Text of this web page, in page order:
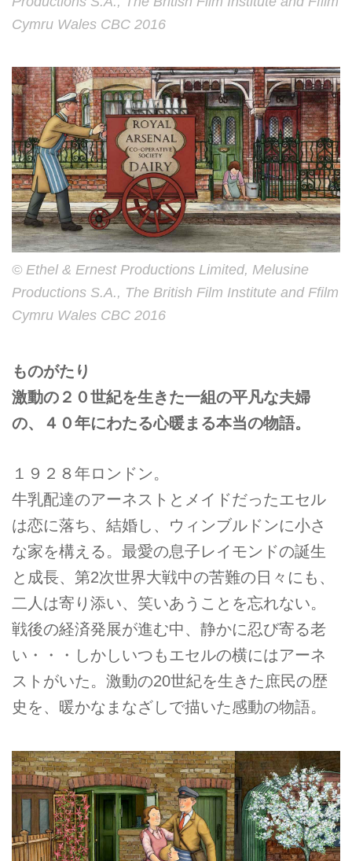
Cymru Wales CBC 2016
© Ethel & Ernest Productions Limited, Melusine
Productions S.A., The British Film Institute and Ffilm
Cymru Wales CBC 2016
ものがたり
激動の２０世紀を生きた一組の平凡な夫婦
の、４０年にわたる心暖まる本当の物語。
１９２８年ロンドン。
牛乳配達のアーネストとメイドだったエセル
は恋に落ち、結婚し、ウィンブルドンに小さ
な家を構える。最愛の息子レイモンドの誕生
と成長、第2次世界大戦中の苦難の日々にも、
二人は寄り添い、笑いあうことを忘れない。
戦後の経済発展が進む中、静かに忍び寄る老
い・・・しかしいつもエセルの横にはアーネ
ストがいた。激動の20世紀を生きた庶民の歴
史を、暖かなまなざしで描いた感動の物語。